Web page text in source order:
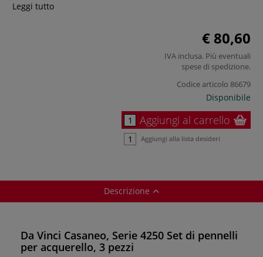
Leggi tutto
€ 80,60
IVA inclusa. Più eventuali
spese di spedizione.
Codice articolo 86679
Disponibile
Aggiungi al carrello
Aggiungi alla lista desideri
Descrizione
Da Vinci Casaneo, Serie 4250 Set di pennelli
per acquerello, 3 pezzi